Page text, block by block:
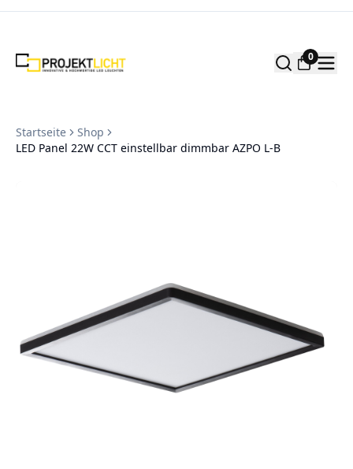
Zum Inhalt springen
0
Startseite
Shop
LED Panel 22W CCT einstellbar dimmbar AZPO L-B